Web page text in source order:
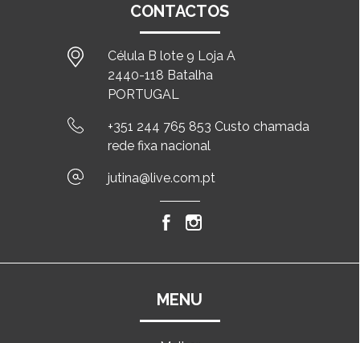
CONTACTOS
Célula B lote 9 Loja A
2440-118 Batalha
PORTUGAL
+351 244 765 853 Custo chamada
rede fixa nacional
jutina@live.com.pt
MENU